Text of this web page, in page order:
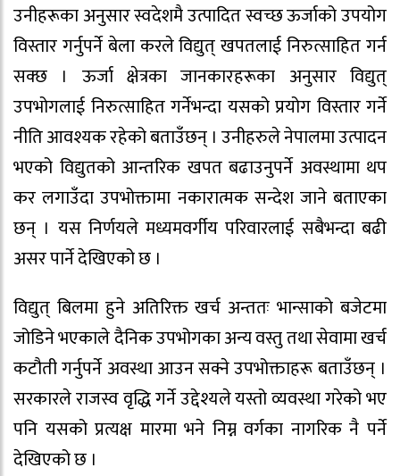
उनीहरूका अनुसार स्वदेशमै उत्पादित स्वच्छ ऊर्जाको उपयोग
विस्तार गर्नुपर्ने बेला करले विद्युत् खपतलाई निरुत्साहित गर्न
सक्छ । ऊर्जा क्षेत्रका जानकारहरूका अनुसार विद्युत्
उपभोगलाई निरुत्साहित गर्नेभन्दा यसको प्रयोग विस्तार गर्ने
नीति आवश्यक रहेको बताउँछन् । उनीहरुले नेपालमा उत्पादन
भएको विद्युतको आन्तरिक खपत बढाउनुपर्ने अवस्थामा थप
कर लगाउँदा उपभोक्तामा नकारात्मक सन्देश जाने बताएका
छन् । यस निर्णयले मध्यमवर्गीय परिवारलाई सबैभन्दा बढी
असर पार्ने देखिएको छ ।
विद्युत् बिलमा हुने अतिरिक्त खर्च अन्ततः भान्साको बजेटमा
जोडिने भएकाले दैनिक उपभोगका अन्य वस्तु तथा सेवामा खर्च
कटौती गर्नुपर्ने अवस्था आउन सक्ने उपभोक्ताहरू बताउँछन् ।
सरकारले राजस्व वृद्धि गर्ने उद्देश्यले यस्तो व्यवस्था गरेको भए
पनि यसको प्रत्यक्ष मारमा भने निम्न वर्गका नागरिक नै पर्ने
देखिएको छ ।